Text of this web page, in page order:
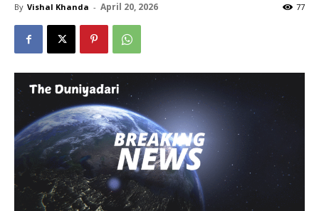
By Vishal Khanda - April 20, 2026 77